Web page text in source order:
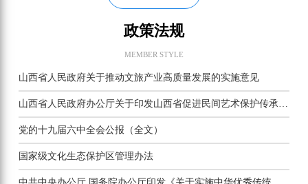
政策法规
MEMBER STYLE
山西省人民政府关于推动文旅产业高质量发展的实施意见
党的十九届六中全会公报（全文）
国家级文化生态保护区管理办法